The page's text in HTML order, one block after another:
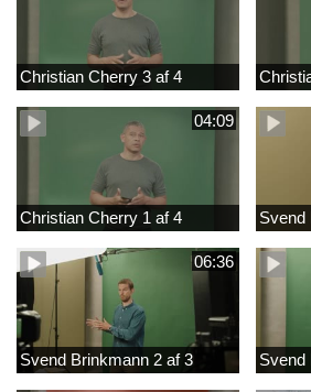
Christian Cherry 3 af 4
04:09
Christian Cherry 1 af 4 Svend
06:36
Svend Brinkmann 2 af 3 Svend